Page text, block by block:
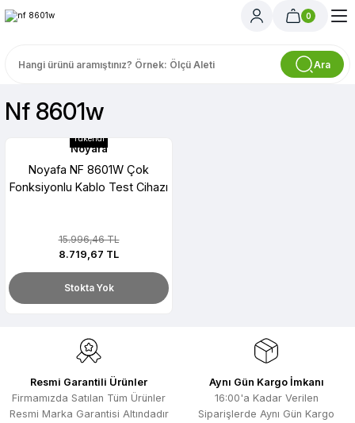
Ara
0
Nf 8601w
Tükendi
Noyafa
Noyafa NF 8601W Çok
Fonksiyonlu Kablo Test Cihazı
15.996,46 TL
8.719,67 TL
Stokta Yok
Resmi Garantili Ürünler
Firmamızda Satılan Tüm Ürünler
Resmi Marka Garantisi Altındadır
Aynı Gün Kargo İmkanı
16:00'a Kadar Verilen
Siparişlerde Aynı Gün Kargo